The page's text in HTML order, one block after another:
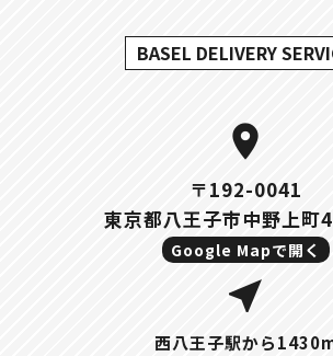
BASEL DELIVERY
location_on
〒192-0041
東京都八王子市中野上町
Google Mapで開く
near_me
西八王子駅から